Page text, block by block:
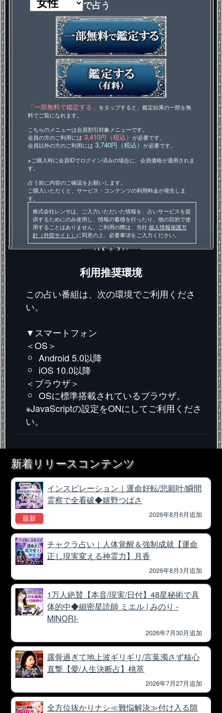
で占う
「一部無料で鑑定する」 をタップすると、鑑定結果の一部を無
料でご覧になれます。
こちらのメニューは会員割引対象メニューです。
会員の方のご利用には 3,410円（税込） が必要です。
会員以外の方のご利用には 3,740円（税込） が必要です。
※ご購入時に会員IDでログイン済みの場合に、会員価格が適用されま
す。
占う前に内容のご確認をお願いします。
ご購入いただくと、サービス・コンテンツの利用料金が発生しま
す。
株式会社レンサは、ご入力いただいた情報を、占いサービスを提
供するためにのみ使用し、情報の蓄積を行ったり、他の目的で使
用することはありません。ご利用の際は、当社 個人情報保護方
針（外部サイト） に同意の上、必要事項をご入力ください。
利用推奨環境
この占い番組は、次の環境でご利用くださ
い。
▼スマートフォン
＜OS＞
Android 5.0以降
iOS 10.0以降
＜ブラウザ＞
OSに標準搭載されているブラウザ。
※JavaScriptの設定をONにしてご利用くださ
い。
新着リリースコンテンツ
最新
インスピレーション｜運命好転/悲願叶/瞬間
霊察で全看破◆嬉野つばさ
2026年8月6月追加
チャクラ占い｜人体覚醒＆強制成就【運命
正し現実変える神霊力】月香
2026年8月3月追加
1万人絶賛【本音/現実/日付】48星秘術で具
体的中◆細密星読師 ミエル | みのり -
MINORI-
2026年7月30月追加
露骨過ぎて地上波ギリギリ/言葉濁さず核心
直撃【愛/人生決断占】桃萃
2026年7月27月追加
全方位抜かりナシ≪難悩解決≫付け入る隙